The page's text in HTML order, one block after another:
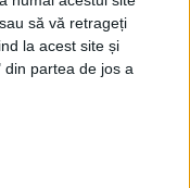
să vă retrageți
la acest site și
din partea de jos a
în Bucureşti
pian la